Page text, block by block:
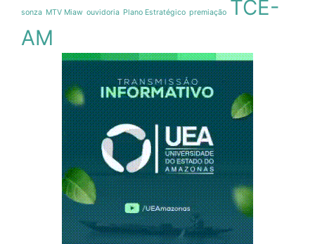
sonza MTV Miaw ouvidoria Plano Estratégico premiação TCE-
AM